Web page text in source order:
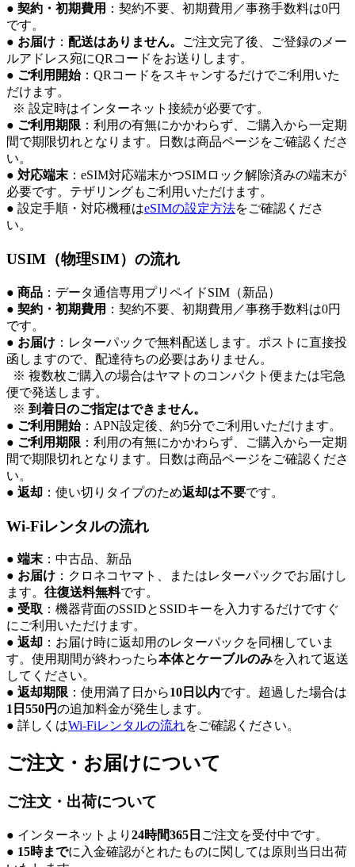
● 契約・初期費用 ：契約不要、初期費用／事務手数料は0円
です。
● お届け ： 配送はありません。
ご注文完了後、ご登録のメー
ルアドレス宛にQRコードをお送りします。
● ご利用開始：QRコードをスキャンするだけでご利用いた
だけます。
※ 設定時はインターネット接続が必要です。
● ご利用期限 ：利用の有無にかかわらず、ご購入から一定期
間で期限切れとなります。日数は商品ページをご確認くださ
い。
● 対応端末 ：eSIM対応端末かつSIMロック解除済みの端末が
必要です。テザリングもご利用いただけます。
● 設定手順・対応機種はeSIMの設定方法をご確認くださ
い。
USIM（物理SIM）の流れ
● 商品 ：データ通信専用プリペイドSIM（新品）
● 契約・初期費用 ：契約不要、初期費用／事務手数料は0円
です。
● お届け ：レターパックで無料配送します。ポストに直接投
函しますので、配達待ちの必要はありません。
※ 複数枚ご購入の場合はヤマトのコンパクト便または宅急
便で発送します。
※ 到着日のご指定はできません。
● ご利用開始：APN設定後、約5分でご利用いただけます。
● ご利用期限 ：利用の有無にかかわらず、ご購入から一定期
間で期限切れとなります。日数は商品ページをご確認くださ
い。
● 返却 ：使い切りタイプのため返却は不要です。
Wi-Fiレンタルの流れ
● 端末 ：中古品、新品
● お届け ：クロネコヤマト、またはレターパックでお届けし
ます。 往復送料無料です。
● 受取 ：機器背面のSSIDとSSIDキーを入力するだけですぐ
にご利用いただけます。
● 返却 ：お届け時に返却用のレターパックを同梱していま
す。使用期間が終わったら本体とケーブルのみを入れて返送
してください。
● 返却期限 ：使用満了日から10日以内です。超過した場合は
1日550円の追加料金が発生します。
● 詳しくはWi-Fiレンタルの流れをご確認ください。
ご注文・お届けについて
ご注文・出荷について
● インターネットより 24時間365日 ご注文を受付中です。
● 15時までに入金確認がとれたものに関しては原則当日出荷